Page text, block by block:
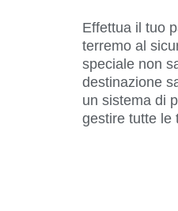
Effettua il tuo
terremo al
speciale non
destinazione
un sistema di
gestire tutte le